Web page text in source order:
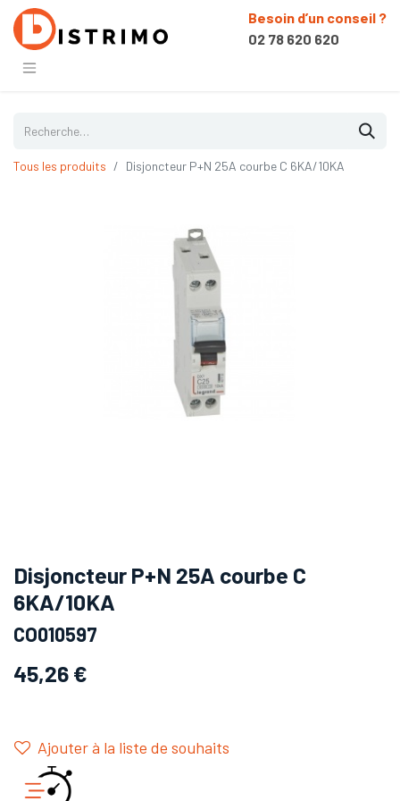
Besoin d’un conseil ?
02 78 620 620
Tous les produits Disjoncteur P+N 25A courbe C 6KA/10KA
Disjoncteur P+N 25A courbe C
6KA/10KA
CO010597
45,26 €
Ajouter à la liste de souhaits